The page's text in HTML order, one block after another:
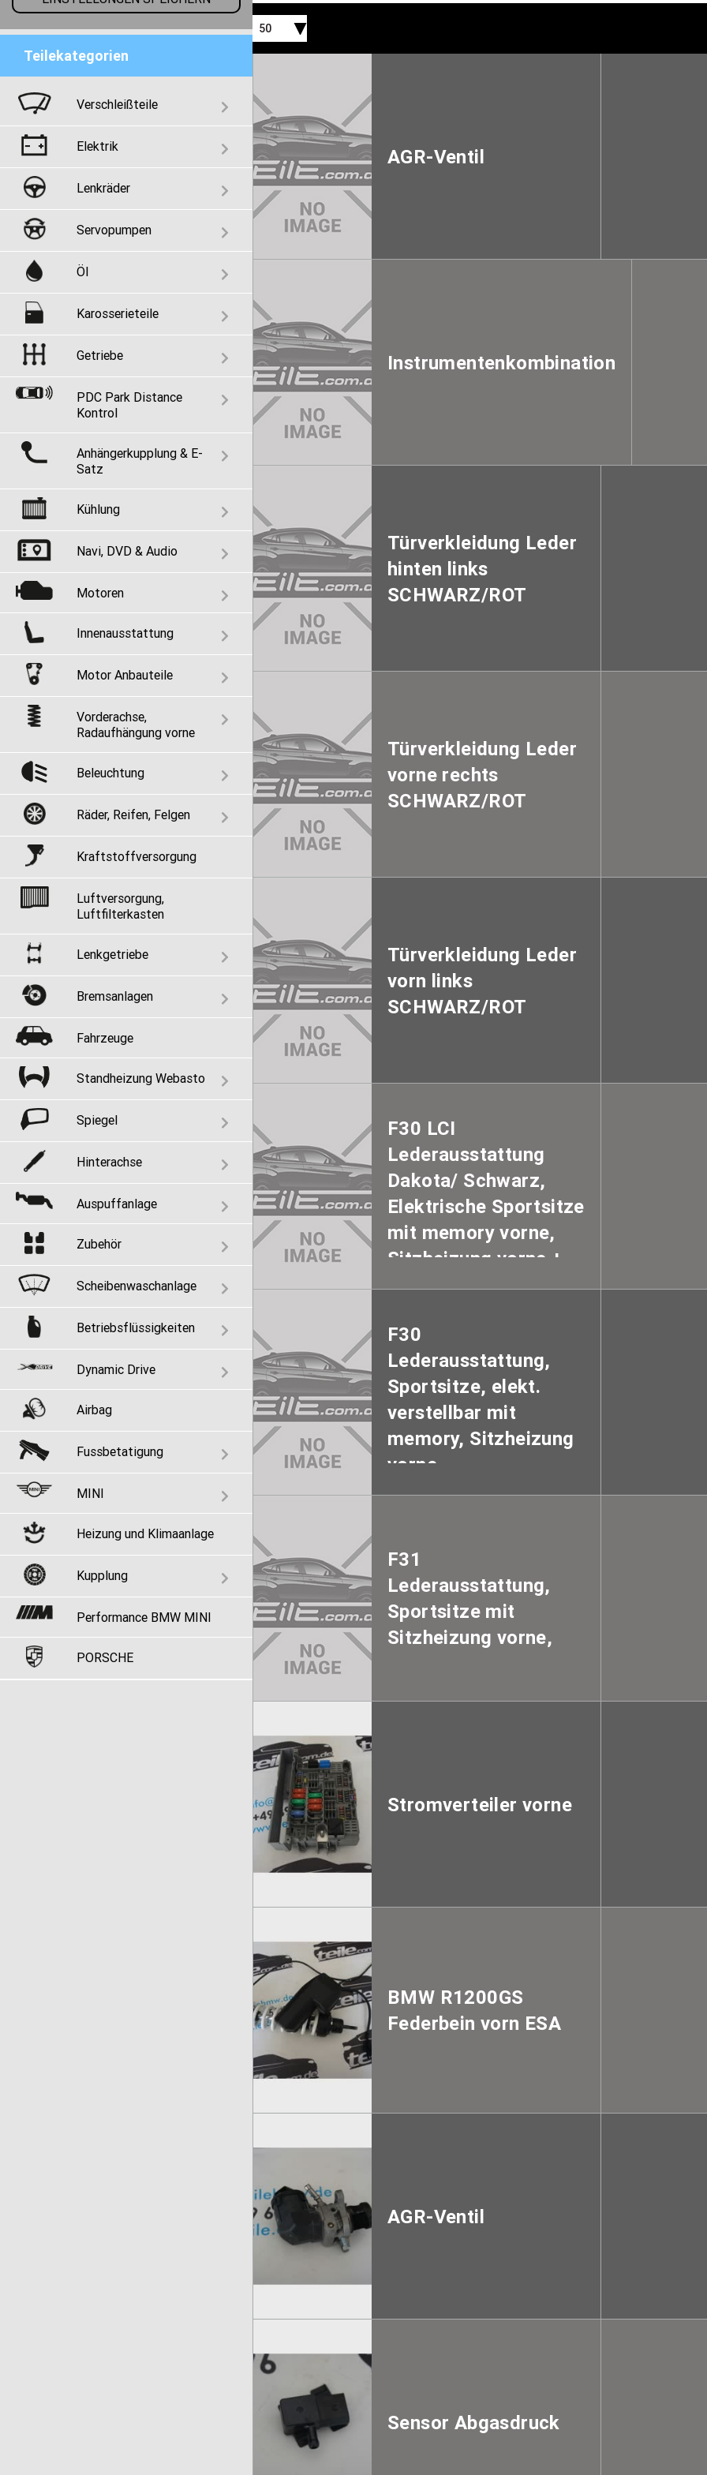
Teilekategorien
Verschleißteile
Elektrik
Lenkräder
Servopumpen
Öl
Karosserieteile
Getriebe
PDC Park Distance
Kontrol
Anhängerkupplung & E-
Satz
Kühlung
Navi, DVD & Audio
Motoren
Innenausstattung
Motor Anbauteile
Vorderachse,
Radaufhängung vorne
Beleuchtung
Räder, Reifen, Felgen
Kraftstoffversorgung
Luftversorgung,
Luftfilterkasten
Lenkgetriebe
Bremsanlagen
Fahrzeuge
Standheizung Webasto
Spiegel
Hinterachse
Auspuffanlage
Zubehör
Scheibenwaschanlage
Betriebsflüssigkeiten
Dynamic Drive
Airbag
Fussbetatigung
MINI
Heizung und Klimaanlage
Kupplung
Performance BMW MINI
PORSCHE
50
AGR-Ventil
Instrumentenkombination
Türverkleidung Leder
hinten links
SCHWARZ/ROT
Türverkleidung Leder
vorne rechts
SCHWARZ/ROT
Türverkleidung Leder
vorn links
SCHWARZ/ROT
F30 LCI
Lederausstattung
Dakota/ Schwarz,
Elektrische Sportsitze
mit memory vorne,
Sitzheizung vorne +
hinten
F30
Lederausstattung,
Sportsitze, elekt.
verstellbar mit
memory, Sitzheizung
vorne
F31
Lederausstattung,
Sportsitze mit
Sitzheizung vorne,
Stromverteiler vorne
BMW R1200GS
Federbein vorn ESA
AGR-Ventil
Sensor Abgasdruck